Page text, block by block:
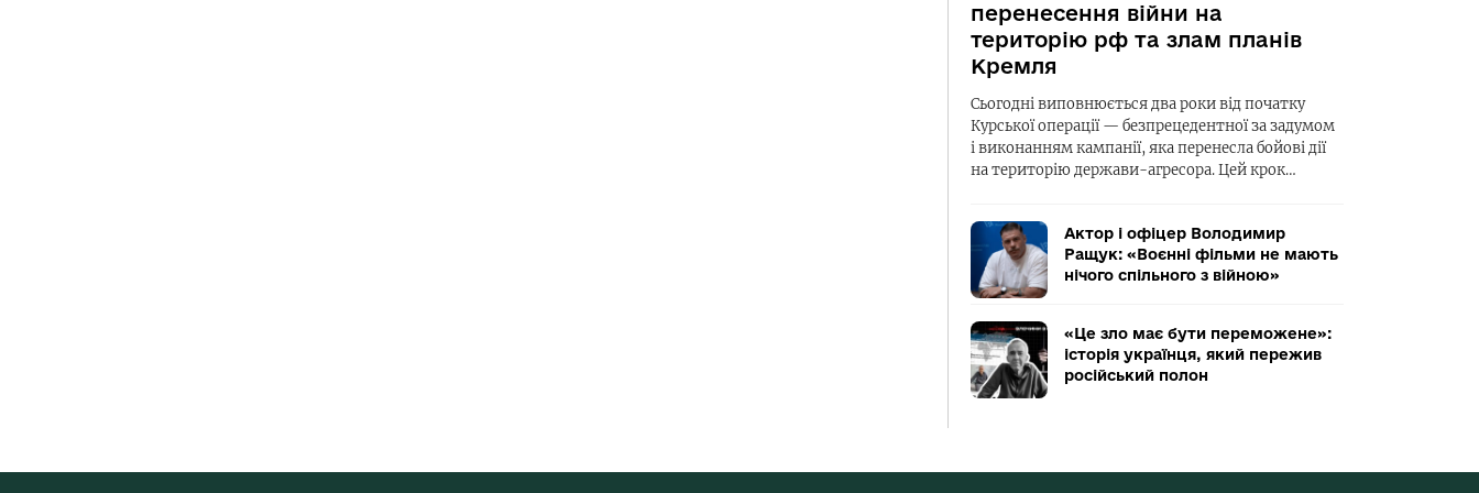
перенесення війни на
територію рф та злам планів
Кремля
Сьогодні виповнюється два роки від початку
Курської операції — безпрецедентної за задумом
і виконанням кампанії, яка перенесла бойові дії
на територію держави-агресора. Цей крок…
Актор і офіцер Володимир
Ращук: «Воєнні фільми не мають
нічого спільного з війною»
«Це зло має бути переможене»:
історія українця, який пережив
російський полон